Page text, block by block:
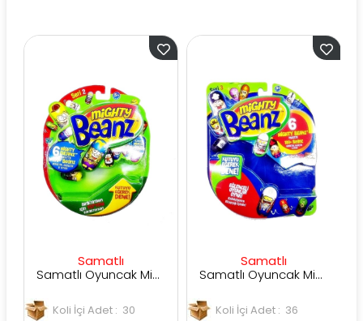
Samatlı
Samatlı Oyuncak Mighty Beanz 6lı Paket Seri 2
Koli İçi Adet : 30
Samatlı
Samatlı Oyuncak Mighty Beanz 6lı Paket Seri 3
Koli İçi Adet : 36